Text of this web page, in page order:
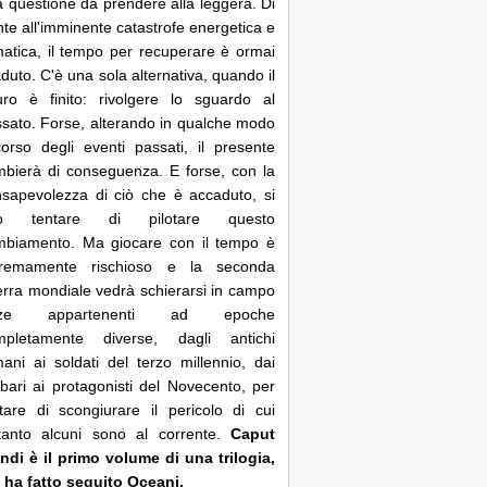
questione da prendere alla leggera. Di
all'imminente catastrofe energetica e
il tempo per recuperare è ormai
C'è una sola alternativa, quando il
è finito: rivolgere lo sguardo al
Forse, alterando in qualche modo
degli eventi passati, il presente
di conseguenza. E forse, con la
di ciò che è accaduto, si
tentare di pilotare questo
Ma giocare con il tempo è
rischioso e la seconda
mondiale vedrà schierarsi in campo
appartenenti ad epoche
diverse, dagli antichi
ai soldati del terzo millennio, dai
ai protagonisti del Novecento, per
di scongiurare il pericolo di cui
alcuni sono al corrente. Caput
è il primo volume di una trilogia,
ha fatto seguito Oceani.